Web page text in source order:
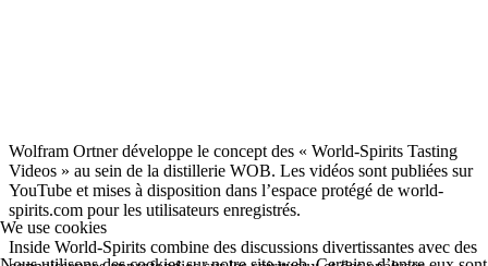
Wolfram Ortner développe le concept des « World-Spirits Tasting
Videos » au sein de la distillerie WOB. Les vidéos sont publiées sur
YouTube et mises à disposition dans l’espace protégé de world-
spirits.com pour les utilisateurs enregistrés.
Inside World-Spirits combine des discussions divertissantes avec des
We use cookies